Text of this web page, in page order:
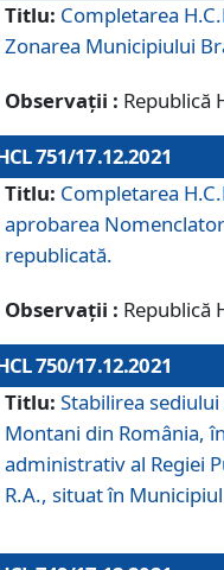
Titlu: Completarea
Zonarea Municipiului
Observații : Republică
751/17.12.2021
Titlu: Completarea
aprobarea
republicată.
Observații : Republică
750/17.12.2021
Titlu: Stabilirea
Montani din România,
administrativ al Regiei
R.A., situat în